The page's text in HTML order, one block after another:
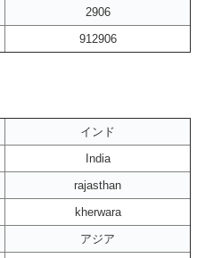
2906
912906
インド
India
rajasthan
kherwara
アジア